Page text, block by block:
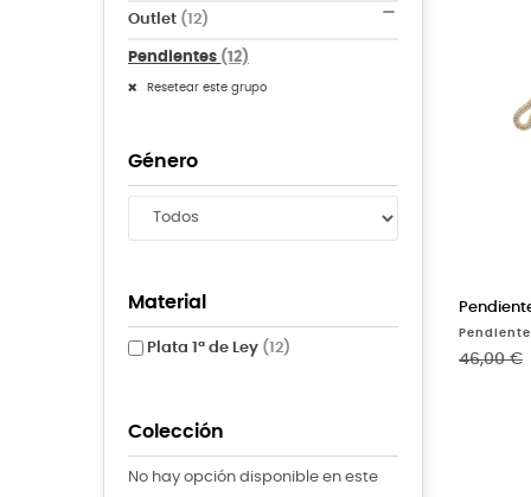

Outlet (12)
Pendientes (12)
Resetear este grupo
Género
Material
Plata 1ª de Ley (12)
Colección
No hay opción disponible en este
Pendiente
Precio
46,00 €